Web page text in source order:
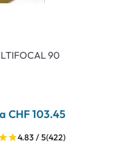
90
CHF 103.45
4.83 / 5(422)